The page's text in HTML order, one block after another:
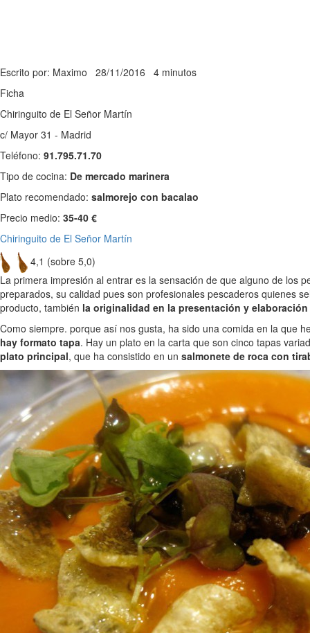
Escrito por: Maximo 28/11/2016 4 minutos
Ficha
Chiringuito de El Señor Martín
c/ Mayor 31 - Madrid
Teléfono: 91.795.71.70
Tipo de cocina: De mercado marinera
Plato recomendado: salmorejo con bacalao
Precio medio: 35-40 €
Chiringuito de El Señor Martín
4,1 (sobre 5,0)
La primera impresión al entrar es la sensación de que alguno de los
preparados, su calidad pues son profesionales pescaderos quienes
producto, también la originalidad en la presentación y elaboración
Como siempre. porque así nos gusta, ha sido una comida en la que
hay formato tapa. Hay un plato en la carta que son cinco tapas
plato principal, que ha consistido en un salmonete de roca con